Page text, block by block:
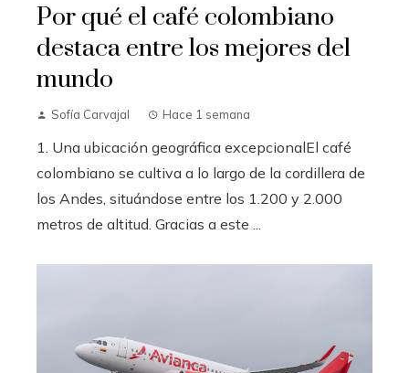
Por qué el café colombiano
destaca entre los mejores del
mundo
Sofía Carvajal Hace 1 semana
1. Una ubicación geográfica excepcionalEl café
colombiano se cultiva a lo largo de la cordillera de
los Andes, situándose entre los 1.200 y 2.000
metros de altitud. Gracias a este ...